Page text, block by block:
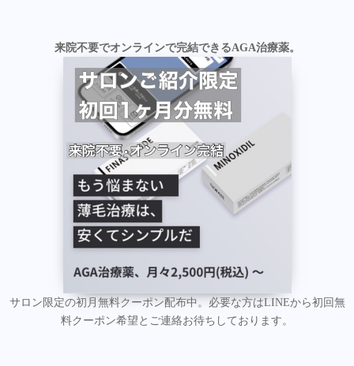
来院不要でオンラインで完結できるAGA治療薬。
サロン限定の初月無料クーポン配布中。必要な方はLINEから初回無
料クーポン希望とご連絡お待ちしております。